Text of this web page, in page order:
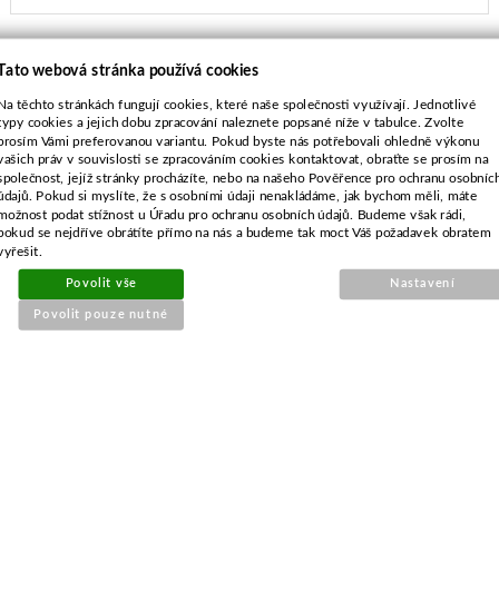
POPIS ZBOŽÍ
Alpina, Brill, Castel Garden, Dolmar, Honda,
Mountfield,
OleoMac, Stiga, Viking
webová stránka používá cookies
těchto stránkách fungují cookies, které naše společnosti využívají. Jednotlivé
cookies a jejich dobu zpracování naleznete popsané níže v tabulce. Zvolte
Vámi preferovanou variantu. Pokud byste nás potřebovali ohledně výkonu
práv v souvislosti se zpracováním cookies kontaktovat, obraťte se prosím na
jejíž stránky procházíte, nebo na našeho Pověřence pro ochranu
Pokud si myslíte, že s osobními údaji nenakládáme, jak bychom měli, máte
podat stížnost u Úřadu pro ochranu osobních údajů. Budeme však rádi,
se nejdříve obrátíte přímo na nás a budeme tak moct Váš požadavek obratem
Povolit vše
Povolit pouze nutné
Nastavení